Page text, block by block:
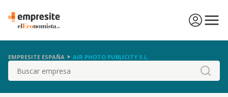
EMPRESITE ESPAÑA AIR PHOTO PUBLICITY S.L.
Buscar